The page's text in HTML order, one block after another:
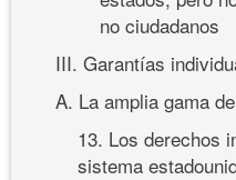
no ciudadanos
III. Garantías
A. La amplia gama
13. Los derechos
sistema